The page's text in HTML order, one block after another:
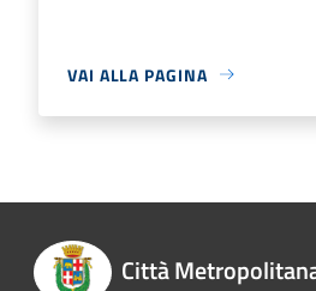
VAI ALLA PAGINA
Città